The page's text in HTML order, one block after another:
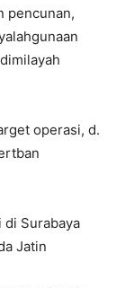
pencunan,
operasi, d.
di Surabaya
Jatin